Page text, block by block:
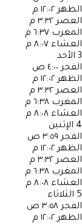
الظهر ١٢:٠٢ م
العصر ٣:٣٢ م
المغرب ٦:٣٧ م
العشاء ٨:٠٧ م
3 الأحد
الفجر ٤:٠٠ ص
الظهر ١٢:٠٢ م
العصر ٣:٣٢ م
المغرب ٦:٣٨ م
العشاء ٨:٠٨ م
4 الإثنين
الفجر ٣:٥٩ ص
الظهر ١٢:٠٢ م
العصر ٣:٣٢ م
المغرب ٦:٣٨ م
العشاء ٨:٠٨ م
5 الثلاثاء
الفجر ٣:٥٨ ص
الظهر ١٢:٠٢ م